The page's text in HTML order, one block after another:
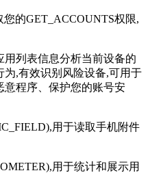
的GET_ACCOUNTS权限,
列表信息分析当前设备的
为,有效识别风险设备,可用于
意程序、保护您的账号安
用于读取手机附件
用于统计和展示用